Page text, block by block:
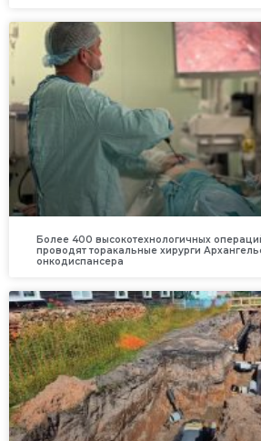
Более 400 высокотехнологичных
проводят торакальные хирурги
онкодиспансера